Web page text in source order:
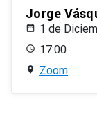
Jorge
1 de
17:00
Zoom